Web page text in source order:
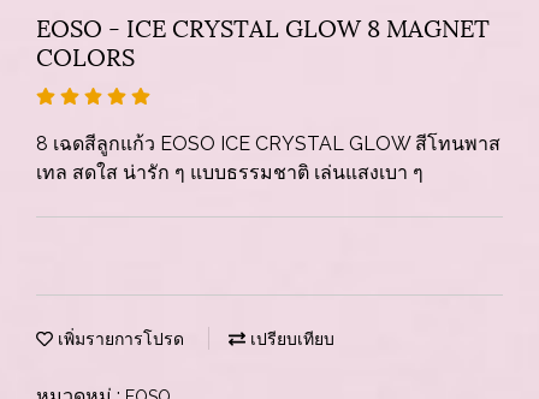
EOSO - ICE CRYSTAL GLOW 8 MAGNET
COLORS
8 เฉดสีลูกแก้ว EOSO ICE CRYSTAL GLOW สีโทนพาส
เทล สดใส น่ารัก ๆ แบบธรรมชาติ เล่นแสงเบา ๆ
เพิ่มรายการโปรด เปรียบเทียบ